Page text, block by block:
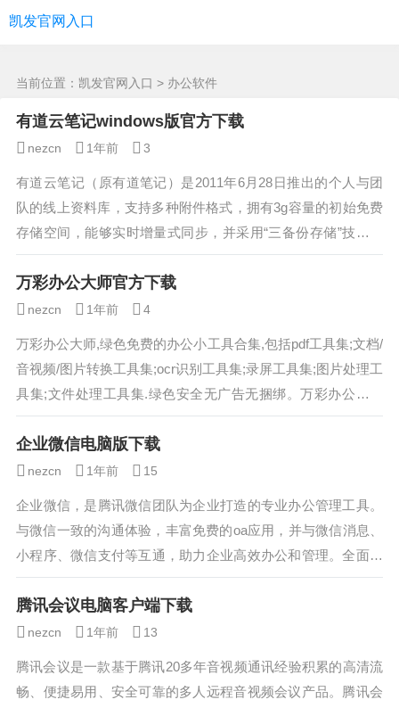
凯发官网入口
当前位置： 凯发官网入口 > 办公软件
有道云笔记windows版官方下载
nezcn 1年前 3
有道云笔记（原有道笔记）是2011年6月28日推出的个人与团
队的线上资料库，支持多种附件格式，拥有3g容量的初始免费
存储空间，能够实时增量式同步，并采用“三备份存储”技术，
同时上线的还有网页剪报功能。...
万彩办公大师官方下载
nezcn 1年前 4
万彩办公大师,绿色免费的办公小工具合集,包括pdf工具集;文档/
音视频/图片转换工具集;ocr识别工具集;录屏工具集;图片处理工
具集;文件处理工具集.绿色安全无广告无捆绑。万彩办公大师
官方下载http...
企业微信电脑版下载
nezcn 1年前 15
企业微信，是腾讯微信团队为企业打造的专业办公管理工具。
与微信一致的沟通体验，丰富免费的oa应用，并与微信消息、
小程序、微信支付等互通，助力企业高效办公和管理。全面安
全保障，国际权威认证，银行级别加密水...
腾讯会议电脑客户端下载
nezcn 1年前 13
腾讯会议是一款基于腾讯20多年音视频通讯经验积累的高清流
畅、便捷易用、安全可靠的多人远程音视频会议产品。腾讯会